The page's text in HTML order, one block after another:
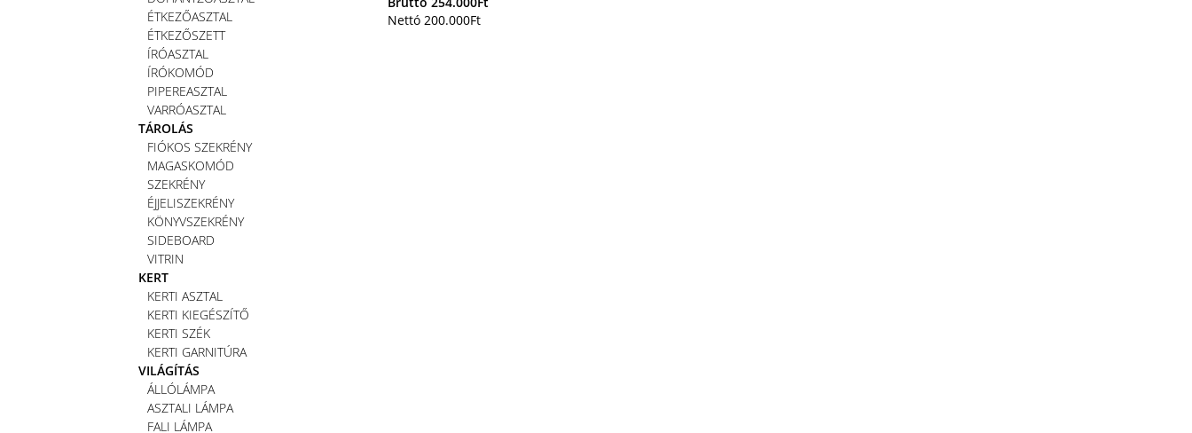
ÉTKEZŐASZTAL
ÉTKEZŐSZETT
ÍRÓASZTAL
ÍRÓKOMÓD
PIPEREASZTAL
VARRÓASZTAL
TÁROLÁS
FIÓKOS SZEKRÉNY
MAGASKOMÓD
SZEKRÉNY
ÉJJELISZEKRÉNY
KÖNYVSZEKRÉNY
SIDEBOARD
VITRIN
KERT
KERTI ASZTAL
KERTI KIEGÉSZÍTŐ
KERTI SZÉK
KERTI GARNITÚRA
VILÁGÍTÁS
ÁLLÓLÁMPA
ASZTALI LÁMPA
FALI LÁMPA
Nettó 200.000Ft